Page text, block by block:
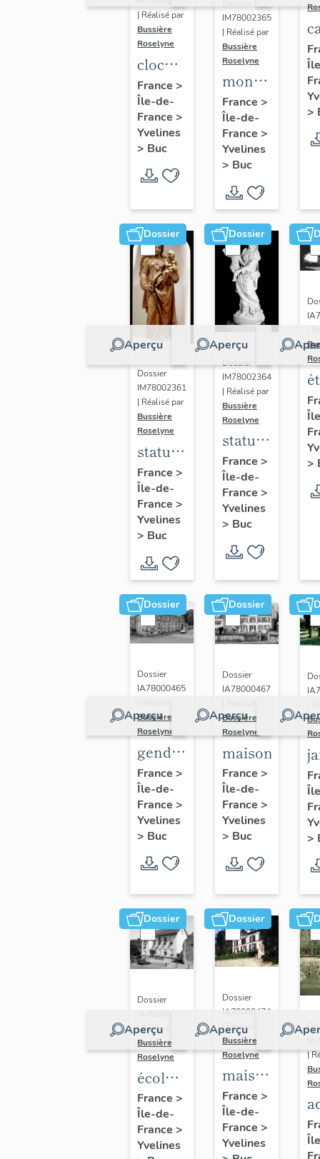
| Réalisé par
Bussière
Roselyne
cloche
dite
Louise
Auguste
Adélaïde
France >
Île-de-
France >
Yvelines
> Buc
IM78002365
| Réalisé par
Bussière
Roselyne
monument
funéraire
de
Jean
Casale
France >
Île-de-
France >
Yvelines
> Buc
>
Dossier
Aperçu
Dossier
IM78002361
| Réalisé par
Bussière
Roselyne
statue :
Vierge
à
l'Enfant
(n°2)
France >
Île-de-
France >
Yvelines
> Buc
Dossier
Aperçu
Dossier
IM78002364
| Réalisé par
Bussière
Roselyne
statue :
Vierge
à
l'Enfant
(n°1)
France >
Île-de-
France >
Yvelines
> Buc
>
Dossier
Aperçu
Dossier
IA78000465
Bussière
Roselyne
gendarmerie,
actuellement
immeuble
France >
Île-de-
France >
Yvelines
> Buc
Dossier
Aperçu
Dossier
IA78000467
Bussière
Roselyne
maison
France >
Île-de-
France >
Yvelines
> Buc
>
Dossier
Aperçu
Dossier
| Réalisé par
Bussière
Roselyne
école
primaire
de
filles,
France >
Île-de-
France >
Yvelines
Dossier
Aperçu
Dossier
IA78000474
| Réalisé par
Bussière
Roselyne
maison
dite
villa
Saint
Marie
France >
Île-de-
France >
Yvelines
|